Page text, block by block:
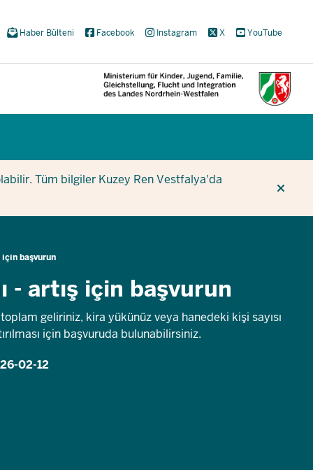
Haber Bülteni Facebook Instagram X YouTube
Tüm bilgiler Kuzey Ren Vestfalya'da
için başvurun
- artış için başvurun
toplam geliriniz, kira yükünüz veya hanedeki kişi sayısı
için başvuruda bulunabilirsiniz.
02-12